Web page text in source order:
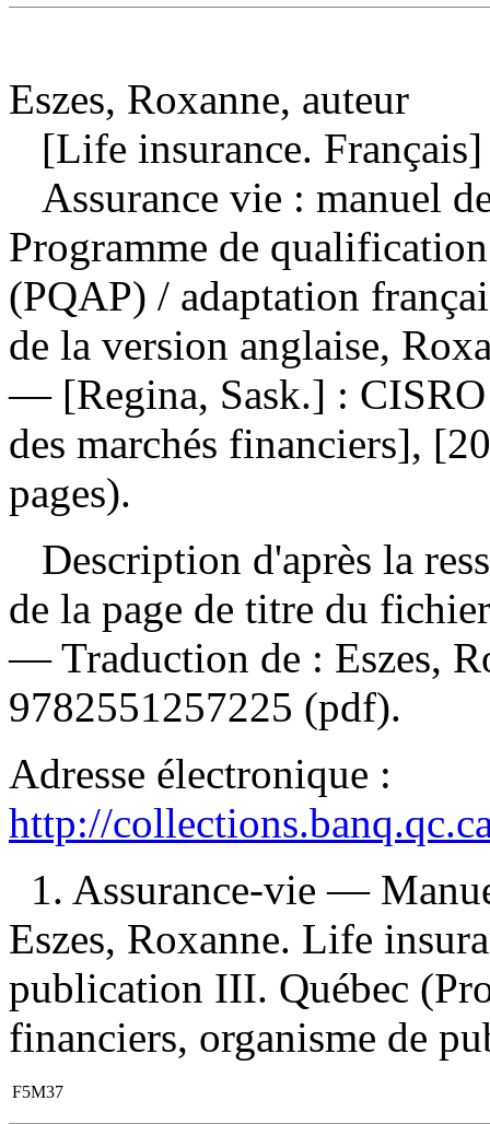
Eszes, Roxanne, auteur
[Life insurance. Français]
Assurance vie : manuel
Programme de
(PQAP) / adaptation
de la version anglaise,
— [Regina, Sask.] :
des marchés financiers],
pages).
Description d'après la
de la page de titre du
—Traduction de : Eszes,
9782551257225 (pdf).
Adresse électronique :
http://
1. Assurance-vie —
Eszes, Roxanne. Life
publication III. Québec
financiers, organisme de
F5M37